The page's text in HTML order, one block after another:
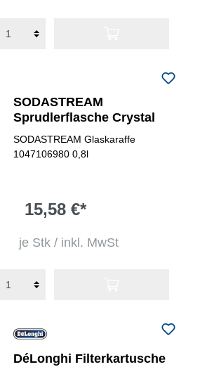
SODASTREAM
Sprudlerflasche Crystal
SODASTREAM Glaskaraffe
1047106980 0,8l
15,58 €*
je Stk / inkl. MwSt
DéLonghi Filterkartusche